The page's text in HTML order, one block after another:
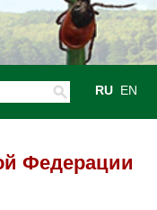
RU EN
Федерации